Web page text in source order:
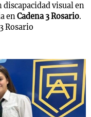
visual en
enCadena 3 Rosario.
Rosario